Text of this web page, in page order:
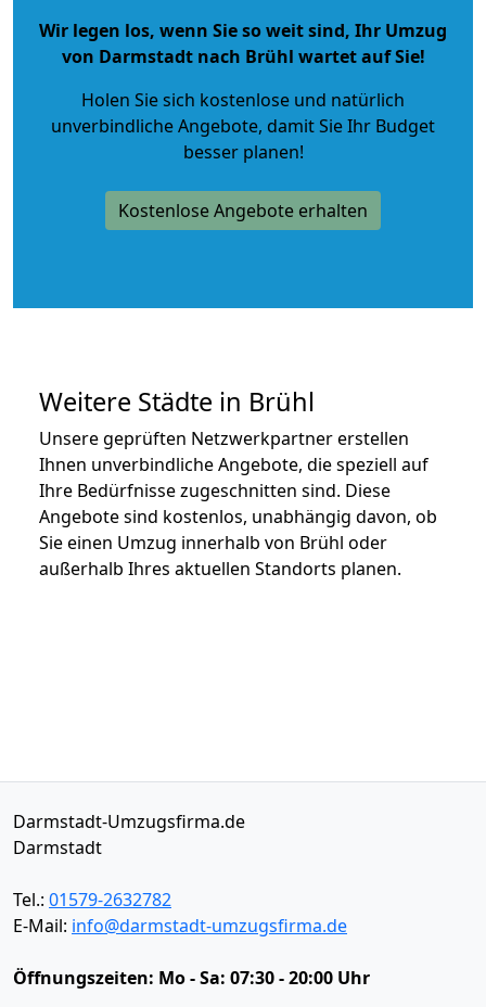
Wir legen los, wenn Sie so weit sind, Ihr Umzug
von Darmstadt nach Brühl wartet auf Sie!
Holen Sie sich kostenlose und natürlich
unverbindliche Angebote, damit Sie Ihr Budget
besser planen!
Kostenlose Angebote erhalten
Weitere Städte in Brühl
Unsere geprüften Netzwerkpartner erstellen
Ihnen unverbindliche Angebote, die speziell auf
Ihre Bedürfnisse zugeschnitten sind. Diese
Angebote sind kostenlos, unabhängig davon, ob
Sie einen Umzug innerhalb von Brühl oder
außerhalb Ihres aktuellen Standorts planen.
Darmstadt-Umzugsfirma.de
Darmstadt
Tel.: 01579-2632782
E-Mail: info@darmstadt-umzugsfirma.de
Öffnungszeiten: Mo - Sa: 07:30 - 20:00 Uhr